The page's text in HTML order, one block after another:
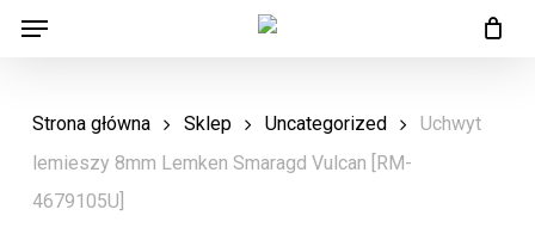
Skip
content
Menu
Strona główna Sklep Uncategorized
Uchwyt
lemieszy 8mm Lemken Smaragd Vulcan [RM-
4679105U]
Menu